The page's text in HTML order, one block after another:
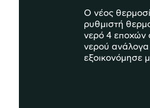
Ο νέος
ρυθμιστή
νερό 4 εποχών
νερού ανάλογα
εξοικονόμησε